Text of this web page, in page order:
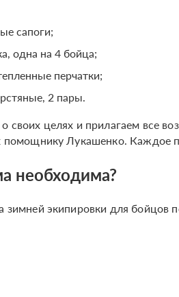
сапоги;
одна на 4 бойца;
перчатки;
2 пары.
своих целях и прилагаем все
помощнику Лукашенко. Каждое
необходима?
зимней экипировки для бойцов